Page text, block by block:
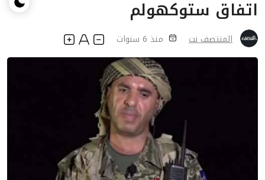
اتفاق ستوكهولم
المنتصف نت منذ 6 سنوات